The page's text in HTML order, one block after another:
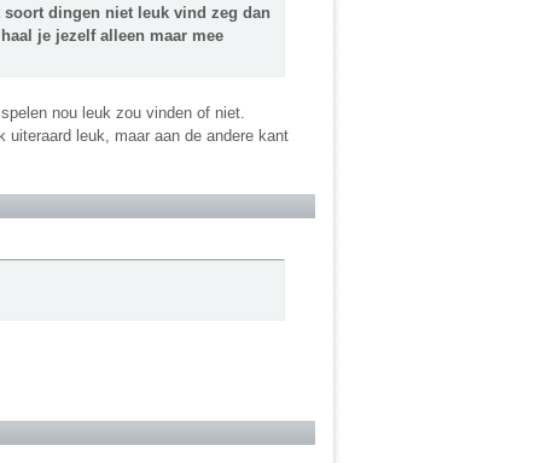
dingen niet leuk vind zeg dan
je jezelf alleen maar mee
nou leuk zou vinden of niet.
leuk, maar aan de andere kant